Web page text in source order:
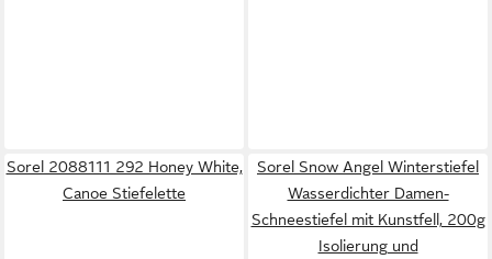
Sorel 2088111 292 Honey White,
Canoe Stiefelette
Sorel Snow Angel Winterstiefel
Wasserdichter Damen-
Schneestiefel mit Kunstfell, 200g
Isolierung und